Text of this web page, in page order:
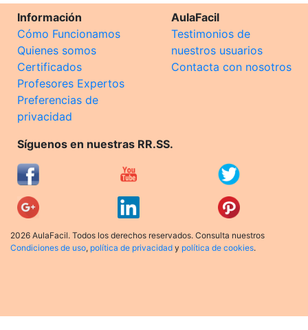
Información
Cómo Funcionamos
Quienes somos
Certificados
Profesores Expertos
Preferencias de
privacidad
AulaFacil
Testimonios de
nuestros usuarios
Contacta con nosotros
Síguenos en nuestras RR.SS.
2026 AulaFacil. Todos los derechos reservados. Consulta nuestros
Condiciones de uso, política de privacidad y política de cookies.